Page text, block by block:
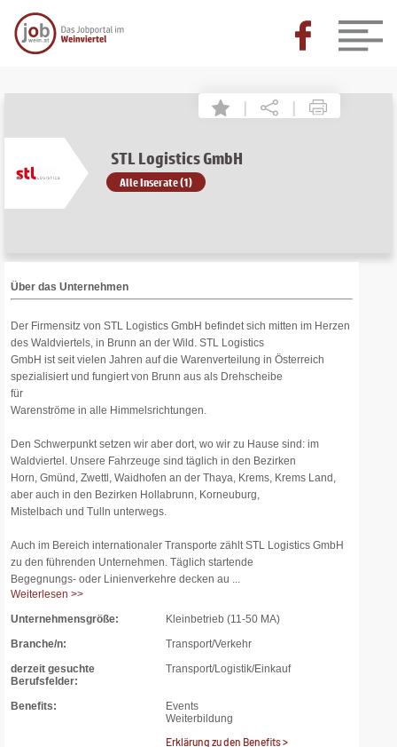
| |
STL Logistics GmbH
Alle Inserate (1)
Über das Unternehmen
Der Firmensitz von STL Logistics GmbH befindet sich mitten im Herzen
des Waldviertels, in Brunn an der Wild. STL Logistics
GmbH ist seit vielen Jahren auf die Warenverteilung in Österreich
spezialisiert und fungiert von Brunn aus als Drehscheibe
für
Warenströme in alle Himmelsrichtungen.
Den Schwerpunkt setzen wir aber dort, wo wir zu Hause sind: im
Waldviertel. Unsere Fahrzeuge sind täglich in den Bezirken
Horn, Gmünd, Zwettl, Waidhofen an der Thaya, Krems, Krems Land,
aber auch in den Bezirken Hollabrunn, Korneuburg,
Mistelbach und Tulln unterwegs.
Auch im Bereich internationaler Transporte zählt STL Logistics GmbH
zu den führenden Unternehmen. Täglich startende
Begegnungs- oder Linienverkehre decken au ...
Weiterlesen >>
Unternehmensgröße:
Kleinbetrieb (11-50 MA)
Branche/n:
Transport/Verkehr
derzeit gesuchte
Berufsfelder:
Transport/Logistik/Einkauf
Benefits:
Events
Weiterbildung
Erklärung zu den Benefits >